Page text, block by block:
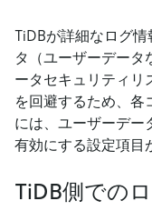
TiDBが詳細なログ
タ（ユーザーデータ
ータセキュリティリ
を回避するため、各
には、ユーザーデー
有効にする設定項目
TiDB側での